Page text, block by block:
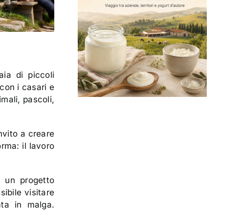
di piccoli
i casari e
pascoli,
a creare
il lavoro
un progetto
visitare
in malga.